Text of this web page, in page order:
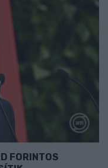
FORINTOS